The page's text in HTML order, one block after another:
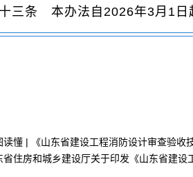
三条 本办法自2026年3月1日
读懂 | 《山东省建设工程消防设计审查验收
省住房和城乡建设厅关于印发《山东省建